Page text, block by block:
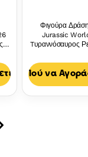
Φιγούρα
Jurassic
Tυραννόσαυρος
Βρυχηθμό
Πού να